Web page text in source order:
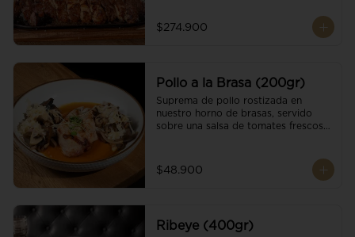
Acompañado de salsa criolla de la
casa.
$274.900
Pollo a la Brasa (200gr)
Suprema de pollo rostizada en
nuestro horno de brasas, servido
sobre una salsa de tomates frescos y
$48.900
Ribeye (400gr)